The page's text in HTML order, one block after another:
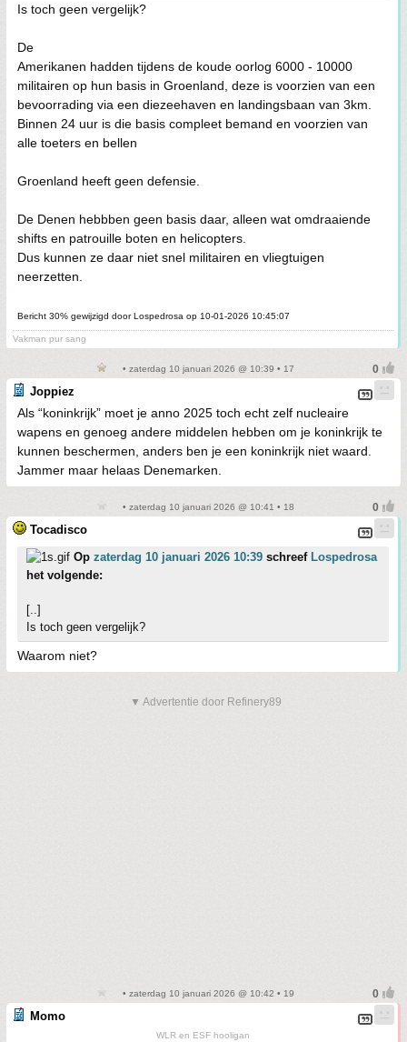
Is toch geen vergelijk?
De
Amerikanen hadden tijdens de koude oorlog 6000 - 10000
militairen op hun basis in Groenland, deze is voorzien van een
bevoorrading via een diezeehaven en landingsbaan van 3km.
Binnen 24 uur is die basis compleet bemand en voorzien van
alle toeters en bellen
Groenland heeft geen defensie.
De Denen hebbben geen basis daar, alleen wat omdraaiende
shifts en patrouille boten en helicopters.
Dus kunnen ze daar niet snel militairen en vliegtuigen
neerzetten.
Bericht 30% gewijzigd door Lospedrosa op 10-01-2026 10:45:07
Vakman pur sang
• zaterdag 10 januari 2026 @ 10:39 • 17
Joppiez
Als “koninkrijk” moet je anno 2025 toch echt zelf nucleaire
wapens en genoeg andere middelen hebben om je koninkrijk te
kunnen beschermen, anders ben je een koninkrijk niet waard.
Jammer maar helaas Denemarken.
• zaterdag 10 januari 2026 @ 10:41 • 18
Tocadisco
Op zaterdag 10 januari 2026 10:39 schreef Lospedrosa
het volgende:
[..]
Is toch geen vergelijk?
Waarom niet?
▼ Advertentie door Refinery89
• zaterdag 10 januari 2026 @ 10:42 • 19
Momo
WLR en ESF hooligan